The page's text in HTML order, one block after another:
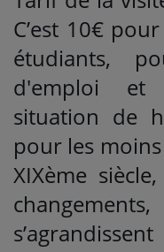
C’est 10€
étudiants,
d'emploi et
situation de
pour les
XIXème